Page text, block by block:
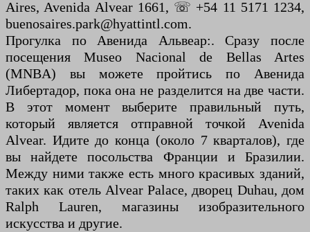
Aires, Avenida Alvear 1661, ☏ +54 11 5171 1234,
buenosaires.park@hyattintl.com.
Прогулка по Авенида Альвеар:. Сразу после
посещения Museo Nacional de Bellas Artes
(MNBA) вы можете пройтись по Авенида
Либертадор, пока она не разделится на две части.
В этот момент выберите правильный путь,
который является отправной точкой Avenida
Alvear. Идите до конца (около 7 кварталов), где
вы найдете посольства Франции и Бразилии.
Между ними также есть много красивых зданий,
таких как отель Alvear Palace, дворец Duhau, дом
Ralph Lauren, магазины изобразительного
искусства и другие.